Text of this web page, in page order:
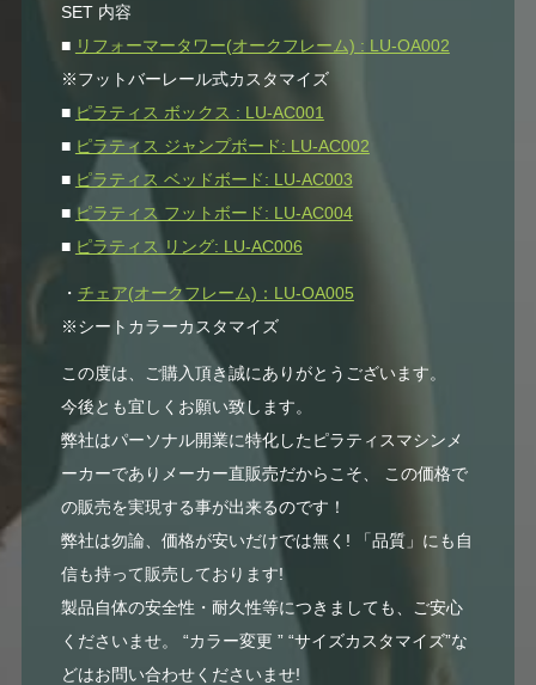
SET 内容
■ リフォーマータワー(オークフレーム) : LU-OA002
※フットバーレール式カスタマイズ
■ ピラティス ボックス : LU-AC001
■ ピラティス ジャンプボード: LU-AC002
■ ピラティス ベッドボード: LU-AC003
■ ピラティス フットボード: LU-AC004
■ ピラティス リング: LU-AC006
・ チェア(オークフレーム)：LU-OA005
※シートカラーカスタマイズ
この度は、ご購入頂き誠にありがとうございます。
今後とも宜しくお願い致します。
弊社はパーソナル開業に特化したピラティスマシンメ
ーカーでありメーカー直販売だからこそ、 この価格で
の販売を実現する事が出来るのです！
弊社は勿論、価格が安いだけでは無く! 「品質」にも自
信も持って販売しております!
製品自体の安全性・耐久性等につきましても、ご安心
くださいませ。 “カラー変更 ” “サイズカスタマイズ”な
どはお問い合わせくださいませ!